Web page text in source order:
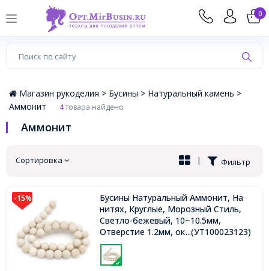
0
×
Магазин рукоделия > Бусины > Натуральный камень >
Аммонит
4товара найдено
Аммонит
Сортировка Фильтр
|
-15%
Бусины Натуральный Аммонит, На
нитях, Круглые, Морозный Стиль,
Светло-бежевый, 10~10.5мм,
Отверстие 1.2мм, около 34шт/36см/
нить
...(УТ100023123)